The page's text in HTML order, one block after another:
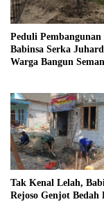
Peduli Pembangunan
Babinsa Serka
Warga Bangun
Tak Kenal Lelah,
Rejoso Genjot Bedah